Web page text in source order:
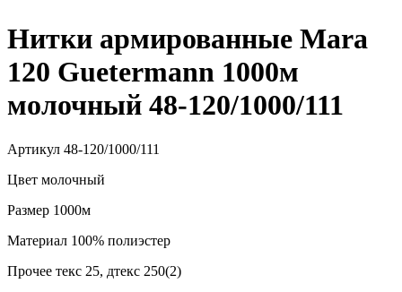
Нитки армированные Mara
120 Guetermann 1000м
молочный 48-120/1000/111
Артикул 48-120/1000/111
Цвет молочный
Размер 1000м
Материал 100% полиэстер
Прочее текс 25, дтекс 250(2)